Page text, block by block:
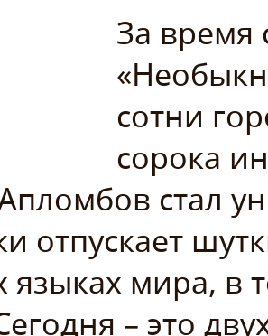
За время
сотни
сорока
стал
отпускает
языках мира, в
– это